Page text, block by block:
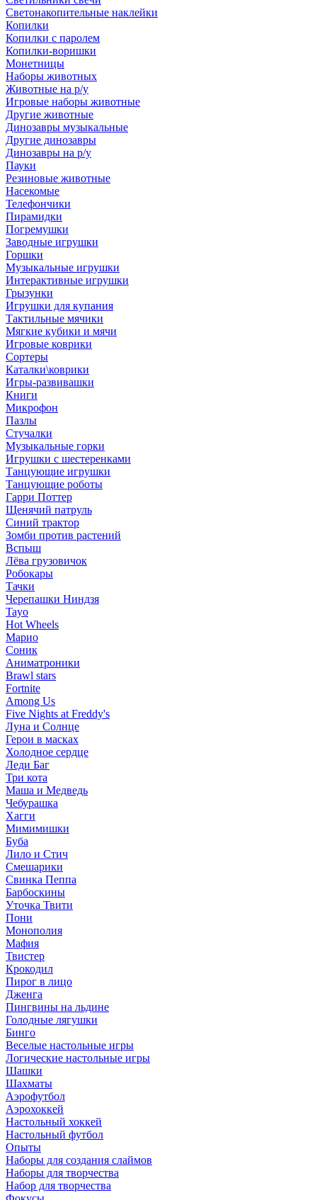
Светонакопительные наклейки
Копилки
Копилки с паролем
Копилки-воришки
Монетницы
Наборы животных
Животные на р/у
Игровые наборы животные
Другие животные
Динозавры музыкальные
Другие динозавры
Динозавры на р/у
Пауки
Резиновые животные
Насекомые
Телефончики
Пирамидки
Погремушки
Заводные игрушки
Горшки
Музыкальные игрушки
Интерактивные игрушки
Грызунки
Игрушки для купания
Тактильные мячики
Мягкие кубики и мячи
Игровые коврики
Сортеры
Каталки\коврики
Игры-развивашки
Книги
Микрофон
Пазлы
Стучалки
Музыкальные горки
Игрушки с шестеренками
Танцующие игрушки
Танцующие роботы
Гарри Поттер
Щенячий патруль
Синий трактор
Зомби против растений
Вспыш
Лёва грузовичок
Робокары
Тачки
Черепашки Ниндзя
Tayo
Hot Wheels
Марио
Соник
Аниматроники
Brawl stars
Fortnite
Among Us
Five Nights at Freddy's
Луна и Солнце
Герои в масках
Холодное сердце
Леди Баг
Три кота
Маша и Медведь
Чебурашка
Хагги
Мимимишки
Буба
Лило и Стич
Смешарики
Свинка Пеппа
Барбоскины
Уточка Твити
Пони
Монополия
Мафия
Твистер
Крокодил
Пирог в лицо
Дженга
Пингвины на льдине
Голодные лягушки
Бинго
Веселые настольные игры
Логические настольные игры
Шашки
Шахматы
Аэрофутбол
Аэрохоккей
Настольный хоккей
Настольный футбол
Опыты
Наборы для создания слаймов
Наборы для творчества
Набор для творчества